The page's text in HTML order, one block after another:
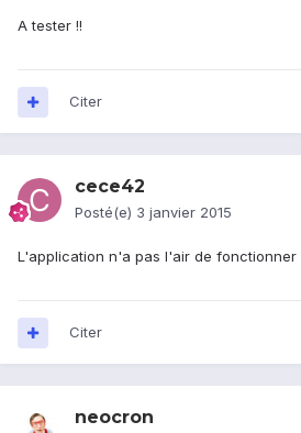
A tester !!
Citer
cece42
Posté(e) 3 janvier 2015
L'application n'a pas l'air de fonctionner
Citer
neocron